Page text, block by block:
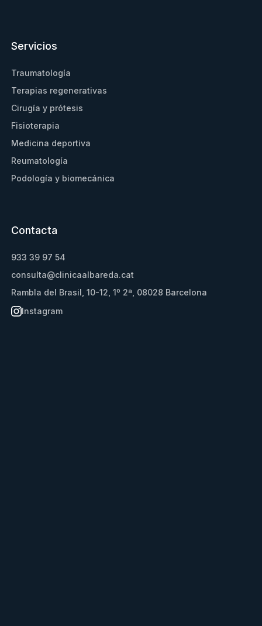
Servicios
Traumatología
Terapias regenerativas
Cirugía y prótesis
Fisioterapia
Medicina deportiva
Reumatología
Podología y biomecánica
Contacta
933 39 97 54
consulta@clinicaalbareda.cat
Rambla del Brasil, 10-12, 1º 2ª, 08028 Barcelona
Instagram